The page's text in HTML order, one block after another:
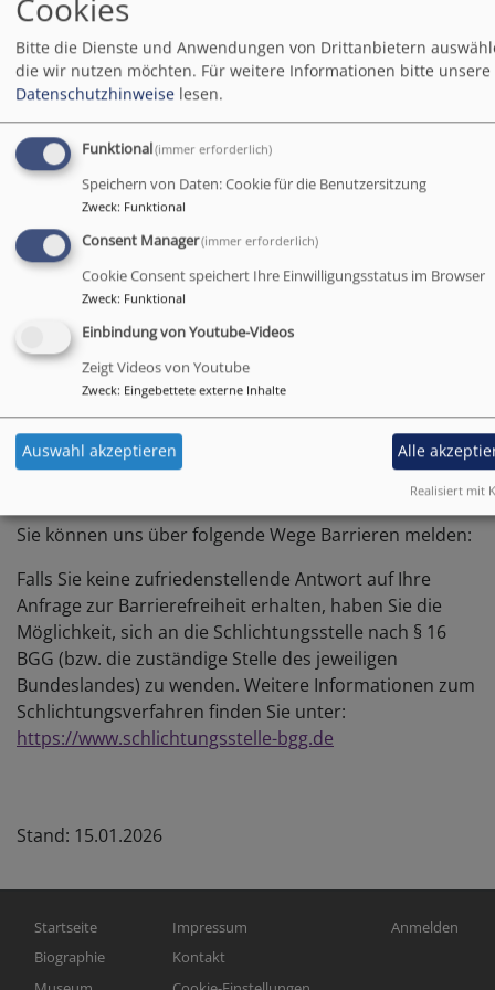
Hier den Text für vk_blockly einfügen.
Nicht barrierefreie Inhalte
Die nachstehend aufgeführten Inhalte sind aus den
folgenden Gründen nicht barrierefrei:
Barrieren Melden, Feedback
und Kontaktangaben
Sind Ihnen Barrieren beim Zugang zu Inhalten auf
www.johann-flierl.de aufgefallen? Dann können Sie sich
gerne bei uns melden. Wir freuen uns auf Ihr Feedback
und bemühen uns, die gemeldeten Barrieren in
Rahmen der technischen und wirtschaftlichen
Möglichkeiten schnellstmöglich zu beheben. Bitte teilen
Sie uns mit, auf welche Seite und bei welcher Funktion
Sie auf Barrieren gestoßen sind. Kopieren Sie hierfür
Sie können uns über folgende Wege Barrieren melden:
Falls Sie keine zufriedenstellende Antwort auf Ihre
Anfrage zur Barrierefreiheit erhalten, haben Sie die
Möglichkeit, sich an die Schlichtungsstelle nach § 16
BGG (bzw. die zuständige Stelle des jeweiligen
Bundeslandes) zu wenden. Weitere Informationen zum
Schlichtungsverfahren finden Sie unter:
https://www.schlichtungsstelle-bgg.de
Stand: 15.01.2026
Hauptnavigation
Startseite
Biographie
Fußbereichsmenü
Impressum
Kontakt
Anmelden
Cookies
Bitte die Dienste und Anwendungen von Drittanbietern
die wir nutzen möchten. Für weitere Informationen bitte unsere
Datenschutzhinweise lesen.
Funktional(immer erforderlich)
Speichern von Daten: Cookie für die Benutzersitzung
Zweck: Funktional
Consent Manager(immer erforderlich)
Cookie Consent speichert Ihre Einwilligungsstatus im Browser
Zweck: Funktional
Einbindung von Youtube-Videos
Zeigt Videos von Youtube
Zweck: Eingebettete externe Inhalte
Auswahl akzeptieren Alle
Realisiert mit